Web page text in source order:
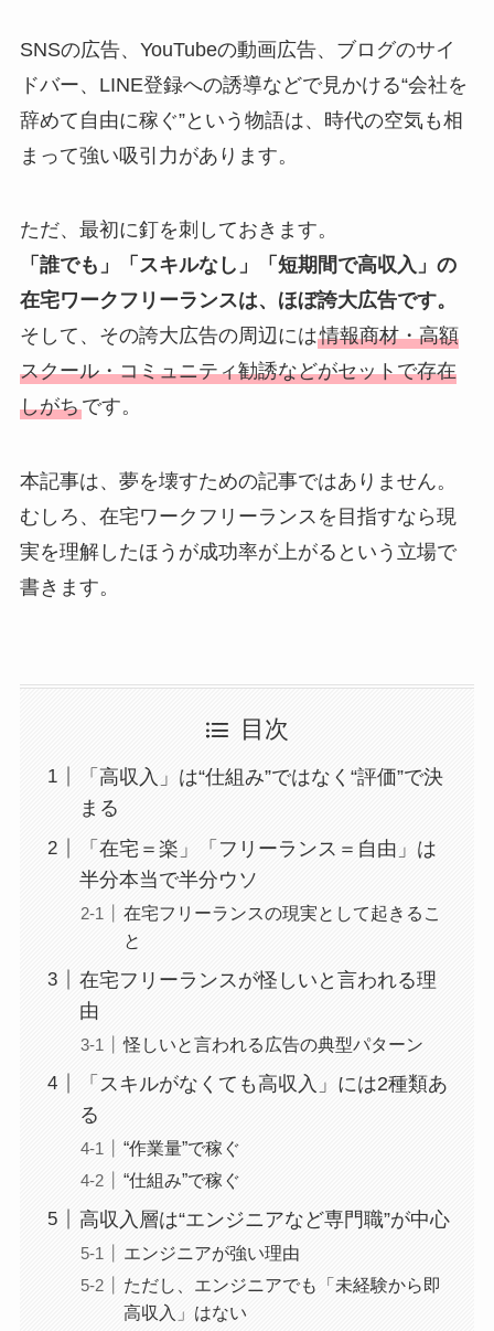
SNSの広告、YouTubeの動画広告、ブログのサイ
ドバー、LINE登録への誘導などで見かける“会社を
辞めて自由に稼ぐ”という物語は、時代の空気も相
まって強い吸引力があります。
ただ、最初に釘を刺しておきます。
「誰でも」「スキルなし」「短期間で高収入」の
在宅ワークフリーランスは、ほぼ誇大広告です。
そして、その誇大広告の周辺には情報商材・高額
スクール・コミュニティ勧誘などがセットで存在
しがちです。
本記事は、夢を壊すための記事ではありません。
むしろ、在宅ワークフリーランスを目指すなら現
実を理解したほうが成功率が上がるという立場で
書きます。
目次
「高収入」は“仕組み”ではなく“評価”で決
まる
「在宅＝楽」「フリーランス＝自由」は
半分本当で半分ウソ
在宅フリーランスの現実として起きるこ
と
在宅フリーランスが怪しいと言われる理
由
怪しいと言われる広告の典型パターン
「スキルがなくても高収入」には2種類あ
る
“作業量”で稼ぐ
“仕組み”で稼ぐ
高収入層は“エンジニアなど専門職”が中心
エンジニアが強い理由
ただし、エンジニアでも「未経験から即
高収入」はない